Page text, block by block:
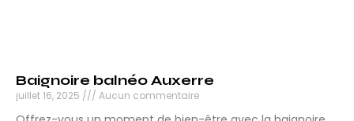
Baignoire balnéo Auxerre
juillet 16, 2025 Aucun commentaire